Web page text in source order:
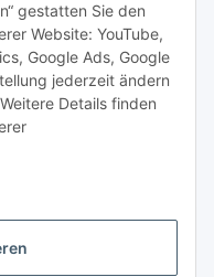
gestatten Sie den
Website: YouTube,
Google Ads, Google
jederzeit ändern
Details finden